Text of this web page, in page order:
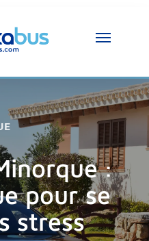
:
pour se
stress